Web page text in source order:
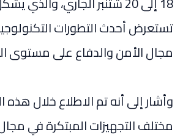
تستعرض أحدث التطورات
مجال الأمن والدفاع على مستوى
وأشار إلى أنه تم الاطلاع خلال هذه
مختلف التجهيزات المبتكرة في